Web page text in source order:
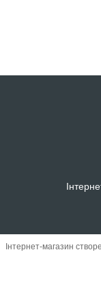
Інтернет-магазин